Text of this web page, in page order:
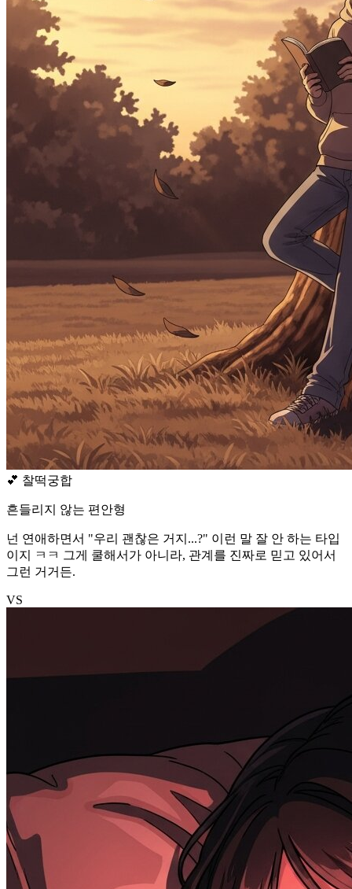
💕 찰떡궁합
흔들리지 않는 편안형
넌 연애하면서 "우리 괜찮은 거지...?" 이런 말 잘 안 하는 타입
이지 ㅋㅋ 그게 쿨해서가 아니라, 관계를 진짜로 믿고 있어서
그런 거거든.
VS